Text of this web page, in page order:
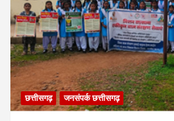
छत्तीसगढ़ जनसंपर्क छत्तीसगढ़